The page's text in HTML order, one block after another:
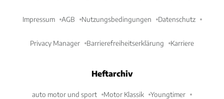
Impressum AGB Nutzungsbedingungen Datenschutz
Privacy Manager Barrierefreiheitserklärung Karriere
Heftarchiv
auto motor und sport Motor Klassik Youngtimer